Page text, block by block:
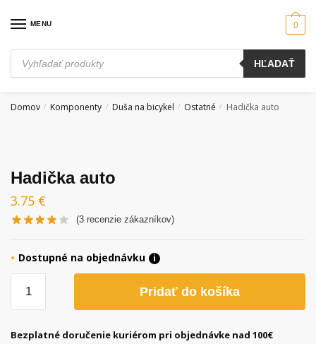
MENU
Products
search
HĽADAŤ
0
Domov / Komponenty / Duša na bicykel / Ostatné / Hadička auto
Hadička auto
3.75 €
(3 recenzie zákazníkov)
Dostupné na objednávku
i
Hadička
Pridať do košíka
Bezplatné doručenie kuriérom pri objednávke nad 100€